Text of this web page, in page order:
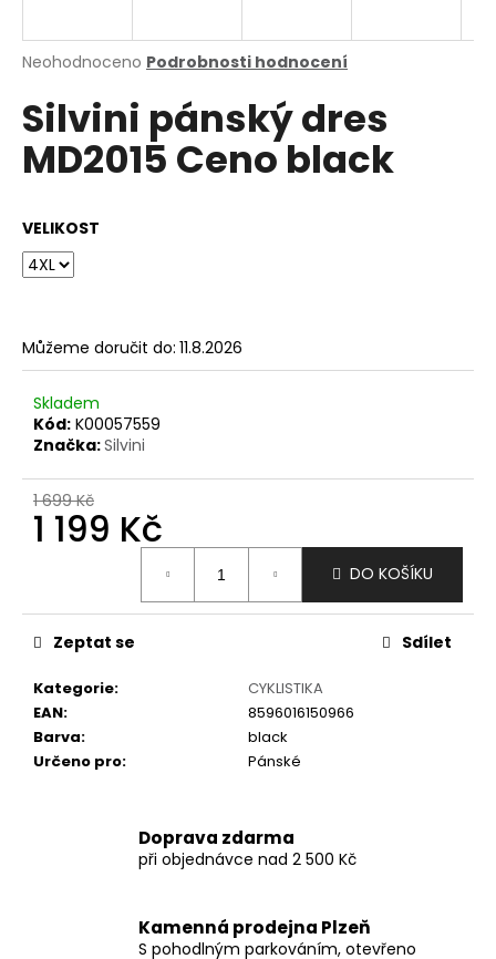
Průměrné
produktu
je
0,0
Neohodnoceno Podrobnosti hodnocení
Silvini pánský dres
MD2015 Ceno black
VELIKOST
Můžeme doručit do: 11.8.2026
Skladem
Kód: K00057559
Značka:Silvini
1 699 Kč
1 199 Kč
DO KOŠÍKU
Kategorie:
CYKLISTIKA
EAN:
8596016150966
Barva:
black
Určeno pro: Pánské
Zeptat se Sdílet
Doprava zdarma
při objednávce nad 2 500 Kč
Kamenná prodejna Plzeň
S pohodlným parkováním, otevřeno
j
t
?
D
o
p
o
u
č
u
e